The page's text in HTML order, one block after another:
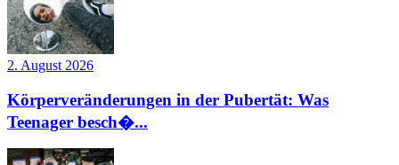
2. August 2026
Körperveränderungen in der Pubertät: Was
Teenager besch�...